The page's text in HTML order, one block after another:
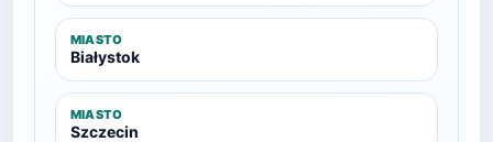
MIASTO
Białystok
MIASTO
Szczecin